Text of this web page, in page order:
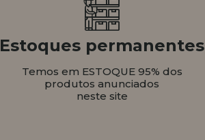
Estoques permanentes
Temos em ESTOQUE 95% dos
produtos anunciados
neste site